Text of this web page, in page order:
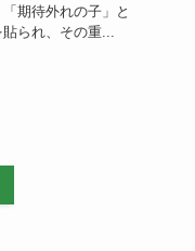
期待外れの子」と
られ、その重...